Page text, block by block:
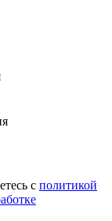
с политикой